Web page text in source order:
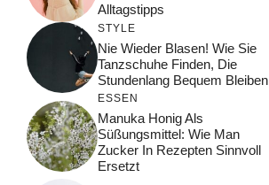
Alltagstipps
STYLE
Nie Wieder Blasen! Wie Sie
Tanzschuhe Finden, Die
Stundenlang Bequem Bleiben
ESSEN
Manuka Honig Als
Süßungsmittel: Wie Man
Zucker In Rezepten Sinnvoll
Ersetzt